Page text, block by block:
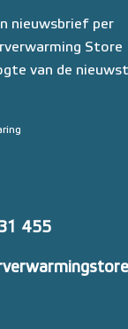
455
nieuwsbrief per
Store
van de